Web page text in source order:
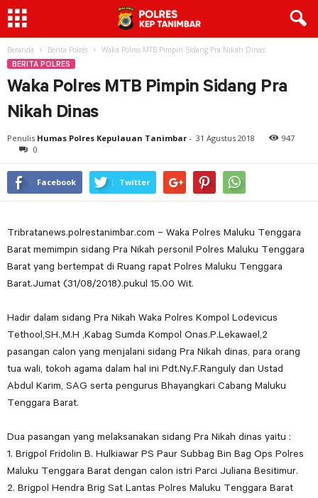
Beranda Berita Polres Waka Polres MTB Pimpin Sidang Pra Nikah Dinas
BERITA POLRES
Waka Polres MTB Pimpin Sidang Pra
Nikah Dinas
Penulis Humas Polres Kepulauan Tanimbar - 31 Agustus 2018
947
0
Facebook Twitter
Tribratanews.polrestanimbar.com – Waka Polres Maluku Tenggara
Barat memimpin sidang Pra Nikah personil Polres Maluku Tenggara
Barat yang bertempat di Ruang rapat Polres Maluku Tenggara
Barat.Jumat (31/08/2018).pukul 15.00 Wit.
Hadir dalam sidang Pra Nikah Waka Polres Kompol Lodevicus
Tethool,SH.,M.H ,Kabag Sumda Kompol Onas.P.Lekawael,2
pasangan calon yang menjalani sidang Pra Nikah dinas, para orang
tua wali, tokoh agama dalam hal ini Pdt.Ny.F.Ranguly dan Ustad
Abdul Karim, SAG serta pengurus Bhayangkari Cabang Maluku
Tenggara Barat.
Dua pasangan yang melaksanakan sidang Pra Nikah dinas yaitu :
1. Brigpol Fridolin B. Hulkiawar PS Paur Subbag Bin Bag Ops Polres
Maluku Tenggara Barat dengan calon istri Parci Juliana Besitimur.
2. Brigpol Hendra Brig Sat Lantas Polres Maluku Tenggara Barat